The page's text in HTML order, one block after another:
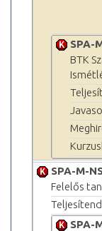
SPA-
BTK
SPA-M-
Felelős
SPA-